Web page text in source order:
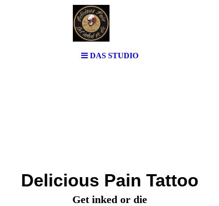
DAS STUDIO
Delicious Pain Tattoo
Get inked or die